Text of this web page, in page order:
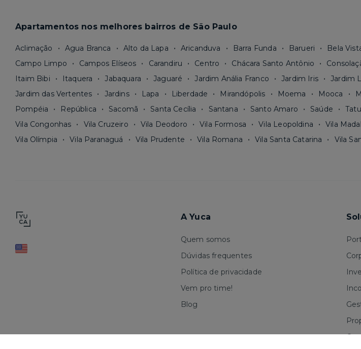
Apartamentos nos melhores bairros de São Paulo
Aclimação Agua Branca Alto da Lapa Aricanduva Barra Funda Barueri Bela
Campo Limpo
Campos Elíseos Carandiru Centro Chácara Santo Antônio
Itaim Bibi
Itaquera Jabaquara Jaguaré Jardim Anália Franco Jardim Iris Jardim
Jardim das Vertentes
Jardins Lapa Liberdade Mirandópolis Moema Mooca
Pompéia
República Sacomã Santa Cecília Santana Santo Amaro Saúde
Vila Congonhas
Vila Cruzeiro Vila Deodoro Vila Formosa Vila Leopoldina Vila
Vila Olímpia
Vila Paranaguá Vila Prudente Vila Romana Vila Santa Catarina Vila
A Yuca
Quem somos
Dúvidas frequentes
Política de privacidade
Vem pro time!
Blog